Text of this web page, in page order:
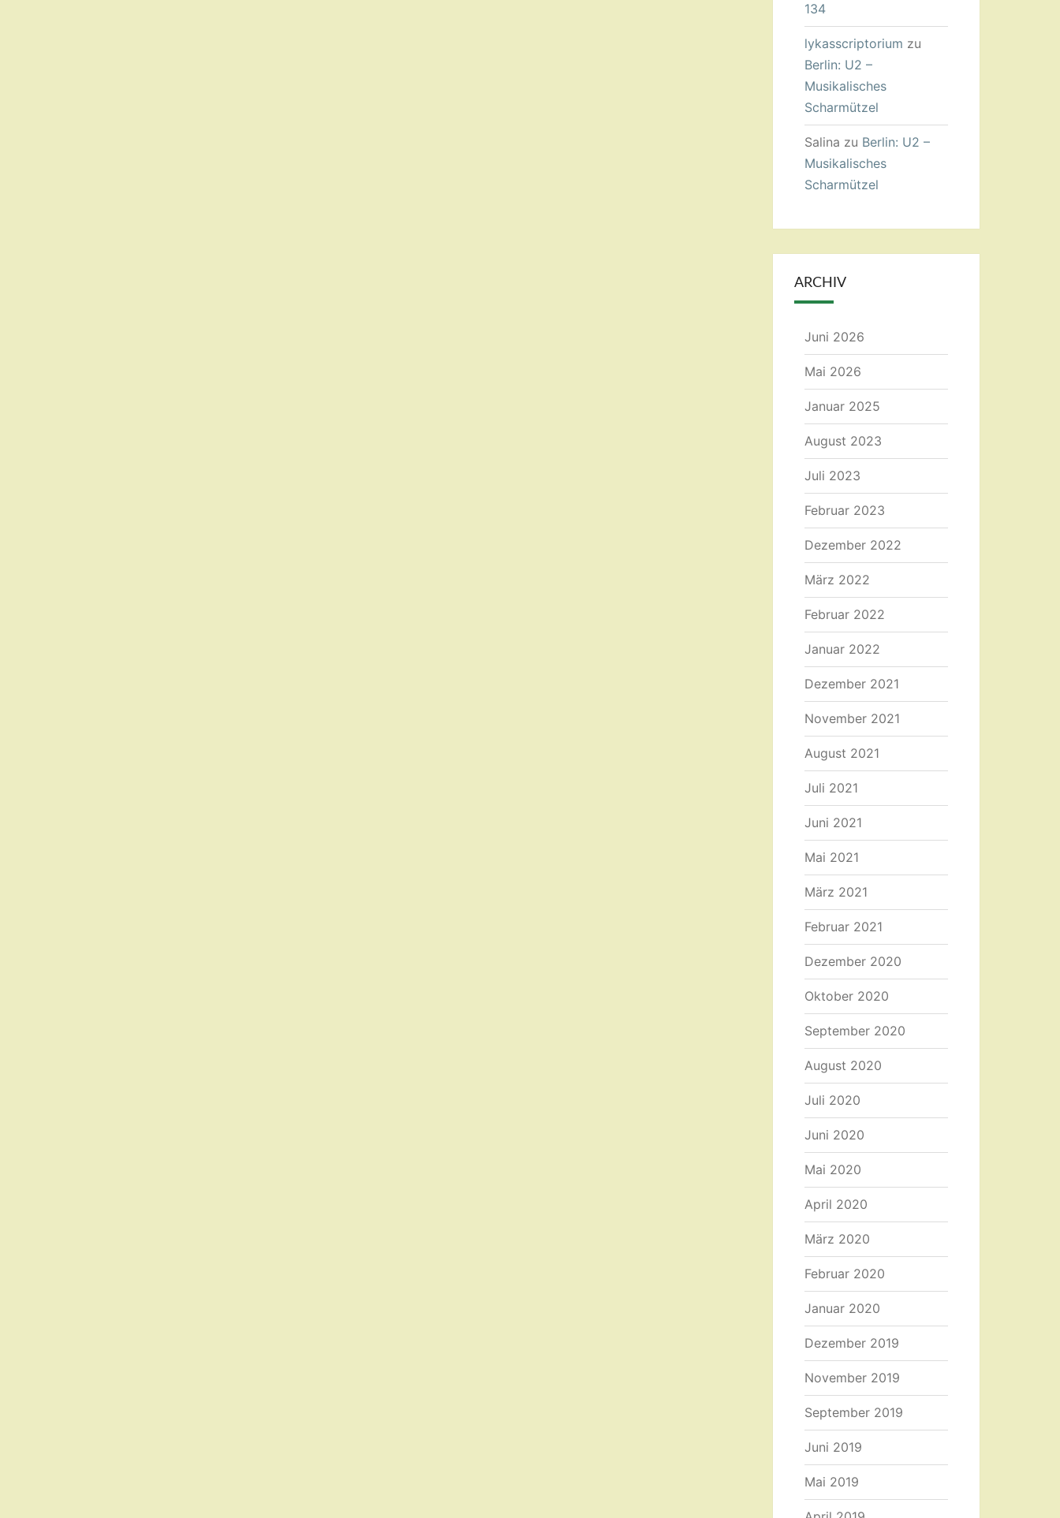
134
lykasscriptorium zu
Berlin: U2 –
Musikalisches
Scharmützel
Salina zu Berlin: U2 –
Musikalisches
Scharmützel
ARCHIV
Juni 2026
Mai 2026
Januar 2025
August 2023
Juli 2023
Februar 2023
Dezember 2022
März 2022
Februar 2022
Januar 2022
Dezember 2021
November 2021
August 2021
Juli 2021
Juni 2021
Mai 2021
März 2021
Februar 2021
Dezember 2020
Oktober 2020
September 2020
August 2020
Juli 2020
Juni 2020
Mai 2020
April 2020
März 2020
Februar 2020
Januar 2020
Dezember 2019
November 2019
September 2019
Juni 2019
Mai 2019